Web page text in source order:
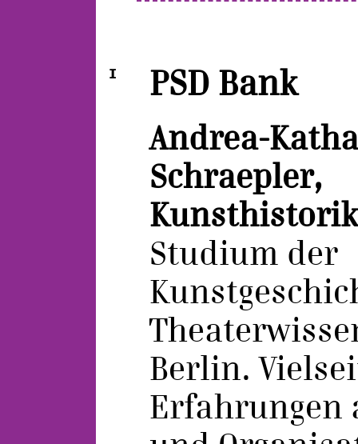
1 PSD Bank
Andrea-
Schraepler,
Studium der
Berlin.
Erfahrungen